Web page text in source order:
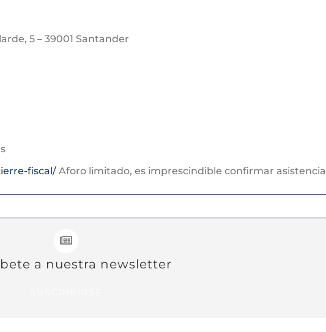
5 – 39001 Santander
fiscal/ Aforo limitado, es imprescindible confirmar asistencia
a nuestra newsletter